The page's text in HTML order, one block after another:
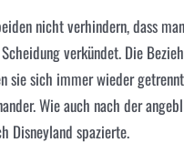
nicht verhindern, dass
verkündet. Die
sie sich immer wieder
Wie auch nach der
Disneyland spazierte.